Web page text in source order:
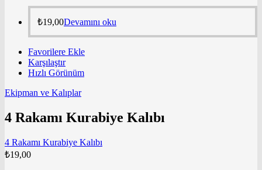
₺19,00Devamını oku
Favorilere Ekle
Karşılaştır
Hızlı Görünüm
Ekipman ve Kalıplar
4 Rakamı Kurabiye Kalıbı
4 Rakamı Kurabiye Kalıbı
₺19,00